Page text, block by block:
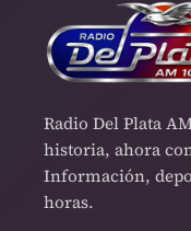
Radio Del Plata
historia, ahora
Información,
horas.